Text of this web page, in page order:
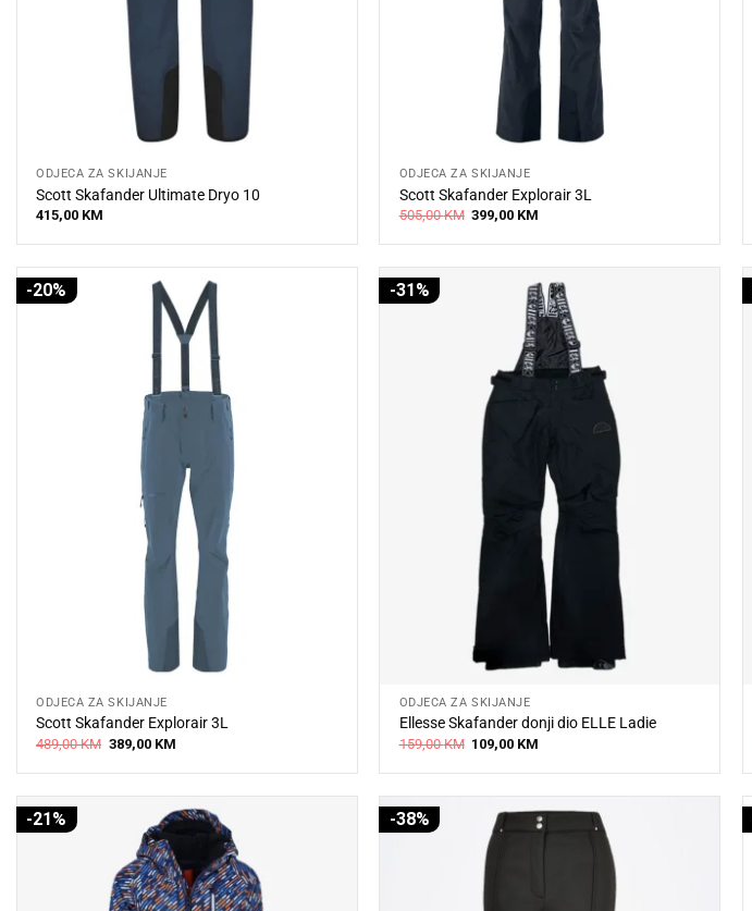
ODJEĆA ZA SKIJANJE
Scott Skafander Ultimate Dryo 10
415,00 KM
ODJEĆA ZA SKIJANJE
Scott Skafander Explorair 3L
505,00KM Original
price
was:
399,00 KM
is:
-20%
ODJEĆA ZA SKIJANJE
Scott Skafander Explorair 3L
489,00KM Original
price
389,00 KMCurrent
-31%
ODJEĆA ZA SKIJANJE
Ellesse Skafander donji dio ELLE Ladie
159,00KM Original
price
109,00 KM
-21% -38%